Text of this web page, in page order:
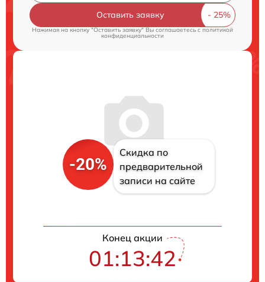
Оставить заявку
Нажимая на кнопку "Оставить заявку" Вы соглашаетесь cполитикой
конфиденциальности
-20%
Скидка по
предварительной
записи на сайте
Конец акции
01:13:41